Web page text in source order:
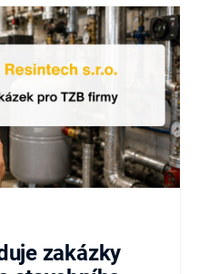
vlastníků
zakázky